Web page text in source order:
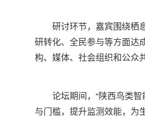
研讨环节，嘉宾围绕栖
研转化、全民参与等方面达
构、媒体、社会组织和公众
论坛期间，“陕西鸟类
与门槛，提升监测效能，为